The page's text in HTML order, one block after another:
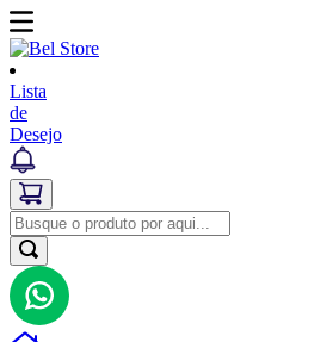
Lista
de
Desejo